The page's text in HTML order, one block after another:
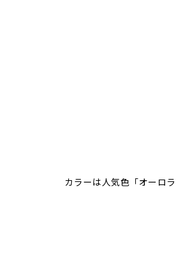
カラーは人気色「オーロ